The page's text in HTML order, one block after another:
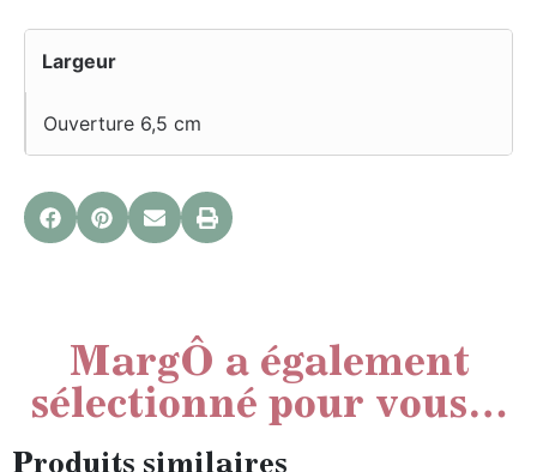
Largeur
Ouverture 6,5 cm
MargÔ a également
sélectionné pour vous…
Produits similaires